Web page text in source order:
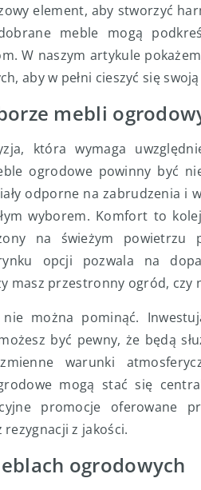
element, aby stworzyć
meble mogą
W naszym artykule
aby w pełni cieszyć się
mebli
która wymaga
ogrodowe powinny być
odporne na zabrudzenia i
wyborem. Komfort to
na świeżym powietrzu
opcji pozwala na
masz przestronny ogród, czy
można pominąć.
być pewny, że będą
warunki
mogą stać się
promocje oferowane
z jakości.
ogrodowych